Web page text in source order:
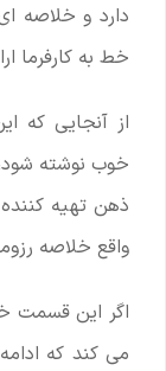
دارد و خلاصه
خط به کارفرما
از آنجایی که
خوب نوشته
ذهن تهیه
واقع خلاصه
اگر این قسمت
می کند که